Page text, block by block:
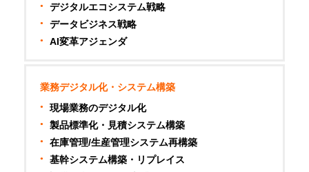
デジタルエコシステム戦略
データビジネス戦略
AI変革アジェンダ
業務デジタル化・システム構築
現場業務のデジタル化
製品標準化・見積システム構築
在庫管理/生産管理システム再構築
基幹システム構築・リプレイス